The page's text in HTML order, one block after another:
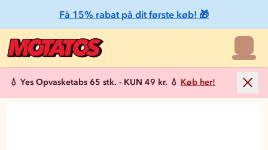
Få 15% rabat på dit første køb! 🎁
💧 Yes Opvasketabs 65 stk. - KUN 49 kr. 💧 Køb her!